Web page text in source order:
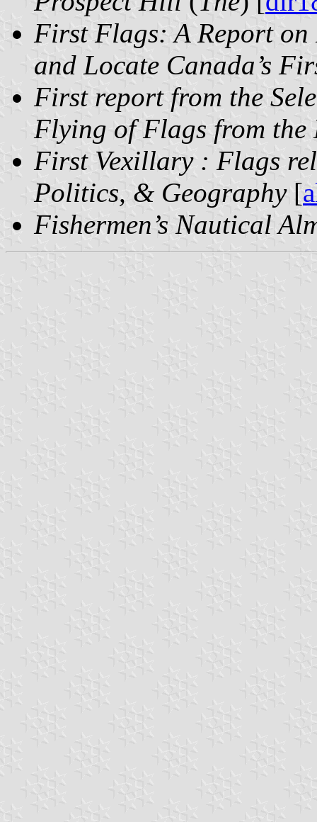
First Flags: A Report on
and Locate Canada’s
First report from the
Flying of Flags from the
First Vexillary : Flags
Politics, & Geography[
Fishermen’s Nautical